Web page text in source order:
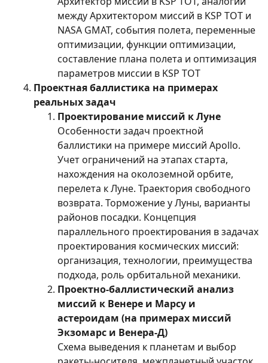
между Архитектором миссий в KSP TOT и
NASA GMAT, события полета, переменные
оптимизации, функции оптимизации,
составление плана полета и оптимизация
параметров миссии в KSP TOT
Проектная баллистика на примерах
реальных задач
Проектирование миссий к Луне
Особенности задач проектной
баллистики на примере миссий Apollo.
Учет ограничений на этапах старта,
нахождения на околоземной орбите,
перелета к Луне. Траектория свободного
возврата. Торможение у Луны, варианты
районов посадки. Концепция
параллельного проектирования в задачах
проектирования космических миссий:
организация, технологии, преимущества
подхода, роль орбитальной механики.
Проектно-баллистический анализ
миссий к Венере и Марсу и
астероидам (на примерах миссий
Экзомарс и Венера-Д)
Схема выведения к планетам и выбор